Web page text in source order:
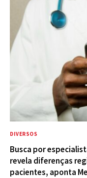
DIVERSOS
Busca por
revela diferenças
pacientes, aponta